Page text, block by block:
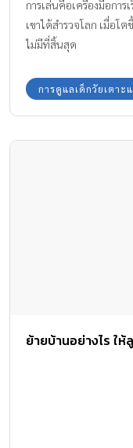
การเล่นคือเครื่องมือกา
เขาได้สำรวจโลก เมื่อโ
ไม่มีที่สิ้นสุด
การดูแลเด็กวัยเตาะ
ย้ายบ้านอย่างไร ให้